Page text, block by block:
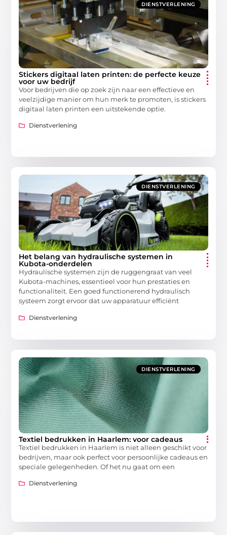
DIENSTVERLENING
Stickers digitaal laten printen: de perfecte keuze
voor uw bedrijf
Voor bedrijven die op zoek zijn naar een effectieve en
veelzijdige manier om hun merk te promoten, is stickers
digitaal laten printen een uitstekende optie.
Dienstverlening
DIENSTVERLENING
Het belang van hydraulische systemen in
Kubota-onderdelen
Hydraulische systemen zijn de ruggengraat van veel
Kubota-machines, essentieel voor hun prestaties en
functionaliteit. Een goed functionerend hydraulisch
systeem zorgt ervoor dat uw apparatuur efficiënt
Dienstverlening
DIENSTVERLENING
Textiel bedrukken in Haarlem: voor cadeaus
Textiel bedrukken in Haarlem is niet alleen geschikt voor
bedrijven, maar ook perfect voor persoonlijke cadeaus en
speciale gelegenheden. Of het nu gaat om een
Dienstverlening